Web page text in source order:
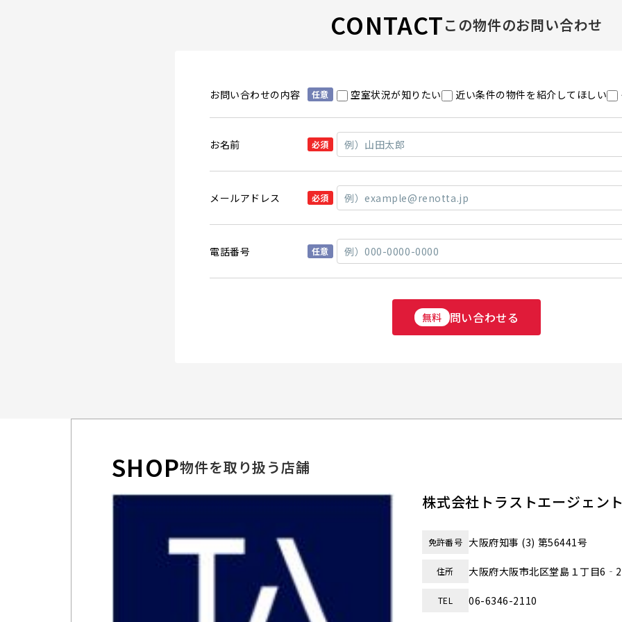
CONTACTこの物件のお問い合わせ
お問い合わせの内容 任意 空室状況が知りたい 近い条件の物件を紹介してほしい
お名前 必須
メールアドレス 必須
電話番号 任意
無料 問い合わせる
SHOP物件を取り扱う店舗
株式会社トラストエージェン
免許番号 大阪府知事 (3) 第56441号
住所 大阪府大阪市北区堂島１丁目
TEL 06-6346-2110